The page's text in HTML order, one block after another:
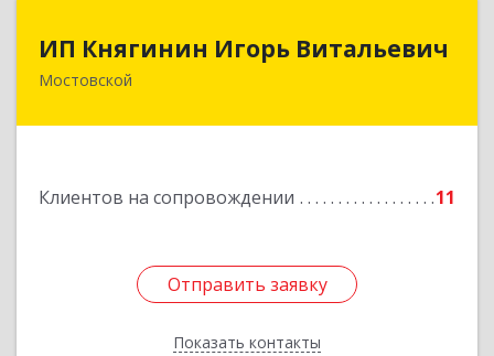
ИП Княгинин Игорь Витальевич
Мостовской
Клиентов на сопровождении 11
Отправить заявку
Показать контакты
352570, Краснодарский край, Мостовский р-н,
Отправить заявку
Назад